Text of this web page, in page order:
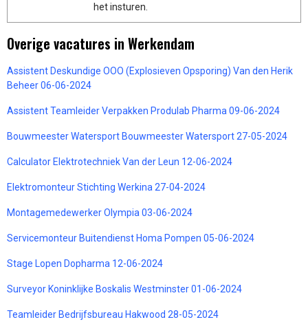
het insturen.
Overige vacatures in Werkendam
Assistent Deskundige OOO (Explosieven Opsporing) Van den Herik
Beheer 06-06-2024
Assistent Teamleider Verpakken Produlab Pharma 09-06-2024
Bouwmeester Watersport Bouwmeester Watersport 27-05-2024
Calculator Elektrotechniek Van der Leun 12-06-2024
Elektromonteur Stichting Werkina 27-04-2024
Montagemedewerker Olympia 03-06-2024
Servicemonteur Buitendienst Homa Pompen 05-06-2024
Stage Lopen Dopharma 12-06-2024
Surveyor Koninklijke Boskalis Westminster 01-06-2024
Teamleider Bedrijfsbureau Hakwood 28-05-2024